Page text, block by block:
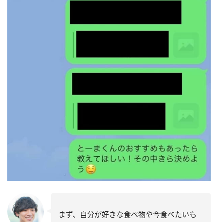
まず、自分が好きな食べ物や今食べたいも